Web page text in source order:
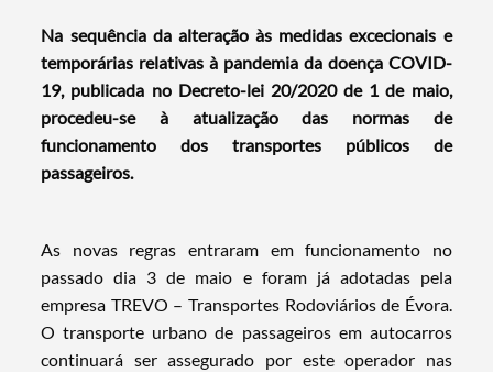
Na sequência da alteração às medidas excecionais e
temporárias relativas à pandemia da doença COVID-
19, publicada no Decreto-lei 20/2020 de 1 de maio,
procedeu-se à atualização das normas de
funcionamento dos transportes públicos de
passageiros.
As novas regras entraram em funcionamento no
passado dia 3 de maio e foram já adotadas pela
empresa TREVO – Transportes Rodoviários de Évora.
O transporte urbano de passageiros em autocarros
continuará ser assegurado por este operador nas